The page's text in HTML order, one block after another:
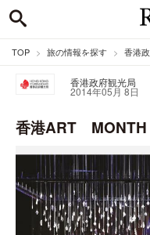
TOP 旅の情報を探す 香港
香港政府観光局
2014年05月 8日
香港ART MONTH